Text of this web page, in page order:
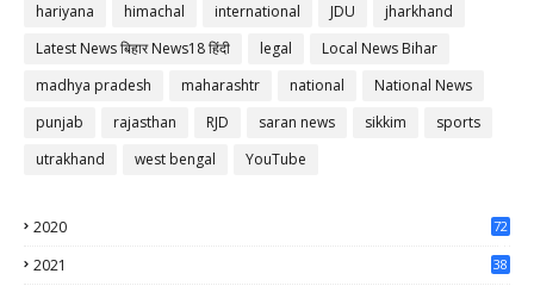
hariyana
himachal international JDU
jharkhand
Latest News बिहार News18 हिंदी
legal
Local News Bihar
madhya pradesh
maharashtr national
National News
punjab
rajasthan RJD saran news sikkim
sports
utrakhand
west bengal YouTube
2020
72
2021
38